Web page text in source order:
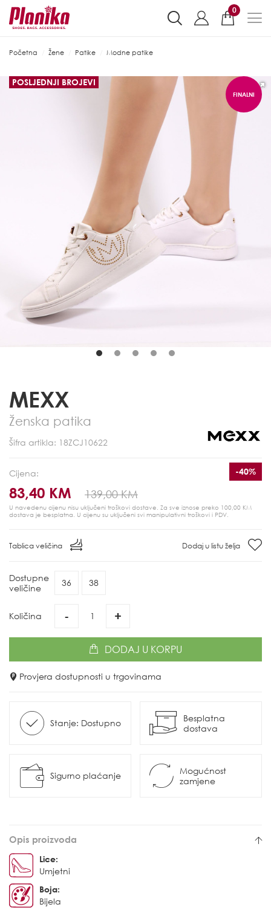
0
Početna Žene Patike Modne patike
FINALNI
POPUST
POSLJEDNJI BROJEVI
MEXX
Ženska patika
Šifra artikla: 18ZCJ10622
Cijena:
83,40 KM 139,00 KM
-40%
U navedenu cijenu nisu uključeni troškovi dostave. Za sve iznose preko 100,00 KM
dostava je besplatna. U cijenu su uključeni svi manipulativni troškovi i PDV.
Tablica veličina Dodaj u listu želja
Dostupne
veličine
36 38
Količina - +
DODAJ U KORPU
Provjera dostupnosti u trgovinama
Stanje: Dostupno
Besplatna
dostava
Sigurno plaćanje
Mogućnost
zamjene
Opis proizvoda
Lice:
Umjetni
Boja:
Bijela